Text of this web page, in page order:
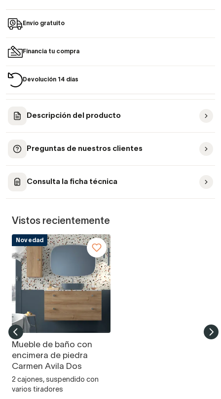
Envío gratuito
Financia tu compra
Devolución 14 días
Descripción del producto
Preguntas de nuestros clientes
Consulta la ficha técnica
Vistos recientemente
Novedad
Mueble de baño con
encimera de piedra
Carmen Avila Dos
2 cajones, suspendido con
varios tiradores